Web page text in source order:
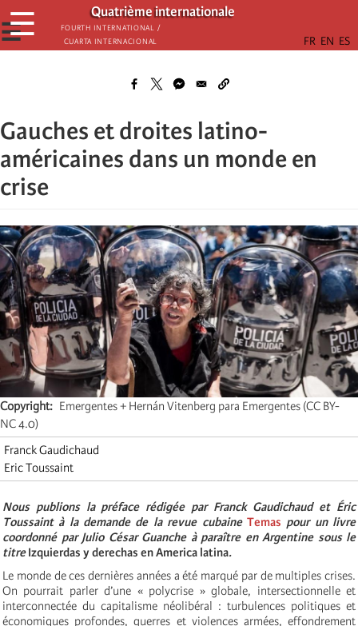
Skip
to
main
Quatrième internationale
Fourth International /
Cuarta Internacional
☰
☰
Gauches et droites latino-
américaines dans un monde en
crise
Copyright
Emergentes + Hernán Vitenberg para Emergentes (CC BY-
NC 4.0)
Franck Gaudichaud
Eric Toussaint
Nous publions la préface rédigée par Franck Gaudichaud et Éric
Toussaint à la demande de la revue cubaine Temas pour un livre
coordonné par Julio César Guanche à paraître en Argentine sous le
titreIzquierdas y derechas en America latina.
Le monde de ces dernières années a été marqué par de multiples crises.
On pourrait parler d’une « polycrise » globale, intersectionnelle et
interconnectée du capitalisme néolibéral : turbulences politiques et
économiques profondes, guerres et violences armées, effondrement